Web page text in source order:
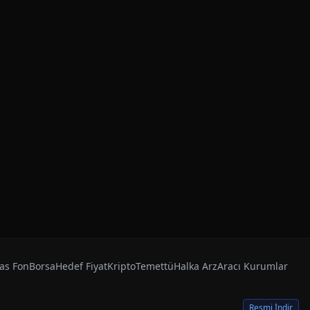
FonBorsaHedef FiyatKriptoTemettüHalka ArzAracı Kurumlar
Resmi İndir